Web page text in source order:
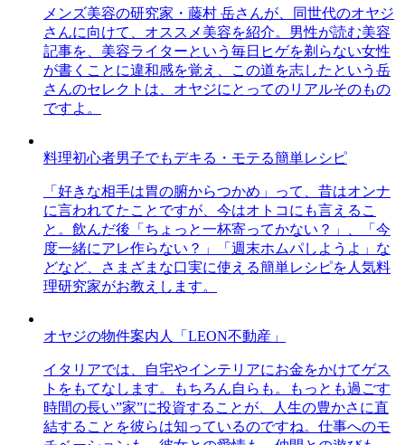
メンズ美容の研究家・藤村 岳さんが、同世代のオヤジ
さんに向けて、オススメ美容を紹介。男性が読む美容
記事を、美容ライターという毎日ヒゲを剃らない女性
が書くことに違和感を覚え、この道を志したという岳
さんのセレクトは、オヤジにとってのリアルそのもの
ですよ。
料理初心者男子でもデキる・モテる簡単レシピ
「好きな相手は胃の腑からつかめ」って、昔はオンナ
に言われてたことですが、今はオトコにも言えるこ
と。飲んだ後「ちょっと一杯寄ってかない？」、「今
度一緒にアレ作らない？」「週末ホムパしようよ」な
どなど、さまざまな口実に使える簡単レシピを人気料
理研究家がお教えします。
オヤジの物件案内人「LEON不動産」
イタリアでは、自宅やインテリアにお金をかけてゲス
トをもてなします。もちろん自らも。もっとも過ごす
時間の長い”家”に投資することが、人生の豊かさに直
結することを彼らは知っているのですね。仕事へのモ